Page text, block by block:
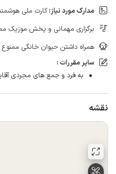
مدارک مورد نیاز:کارت ملی
برگزاری مهمانی و پخش موزیک
همراه داشتن حیوان خانگی
سایر مقررات :
به فرد و جمع های مجردی
نقشه